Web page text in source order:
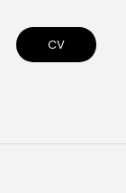
CV